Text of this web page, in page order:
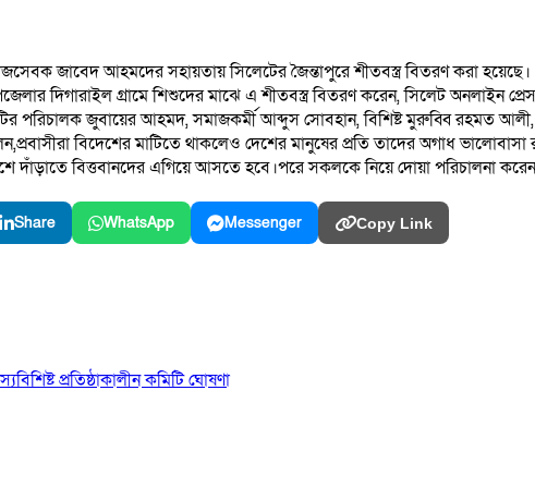
জাবেদ আহমদের সহায়তায় সিলেটের জৈন্তাপুরে শীতবস্ত্র বিতরণ করা হয়েছে।
দিগারাইল গ্রামে শিশুদের মাঝে এ শীতবস্ত্র বিতরণ করেন, সিলেট
পরিচালক জুবায়ের আহমদ, সমাজকর্মী আব্দুস সোবহান, বিশিষ্ট মুরুব্বি রহমত
বিদেশের মাটিতে থাকলেও দেশের মানুষের প্রতি তাদের অগাধ
দাঁড়াতে বিত্তবানদের এগিয়ে আসতে হবে।পরে সকলকে নিয়ে দোয়া পরিচালনা
Share WhatsApp Messenger Copy Link
প্রতিষ্ঠাকালীন কমিটি ঘোষণা